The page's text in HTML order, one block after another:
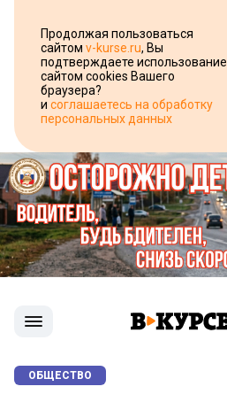
Продолжая пользоваться
сайтом v-kurse.ru, Вы
подтверждаете использование
сайтом cookies Вашего
браузера?
и соглашаетесь на обработку
персональных данных
ОБЩЕСТВО